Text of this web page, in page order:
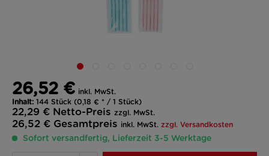
26,52 € inkl. MwSt.
Inhalt: 144 Stück (0,18 € * / 1 Stück)
22,29 € Netto-Preis zzgl. MwSt.
26,52 € Gesamtpreis inkl. MwSt. zzgl. Versandkosten
Sofort versandfertig, Lieferzeit 3-5 Werktage